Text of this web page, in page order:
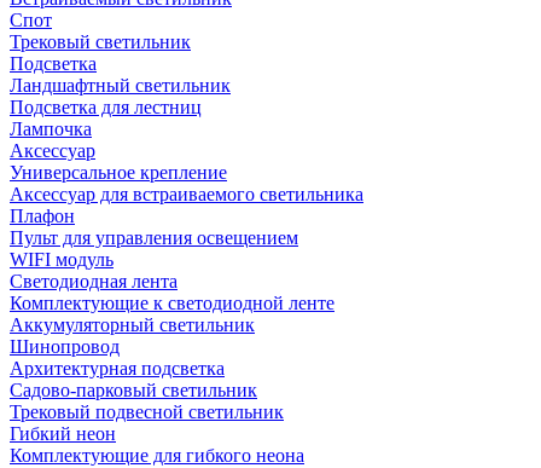
Спот
Трековый светильник
Подсветка
Ландшафтный светильник
Подсветка для лестниц
Лампочка
Аксессуар
Универсальное крепление
Аксессуар для встраиваемого светильника
Плафон
Пульт для управления освещением
WIFI модуль
Светодиодная лента
Комплектующие к светодиодной ленте
Аккумуляторный светильник
Шинопровод
Архитектурная подсветка
Садово-парковый светильник
Трековый подвесной светильник
Гибкий неон
Комплектующие для гибкого неона